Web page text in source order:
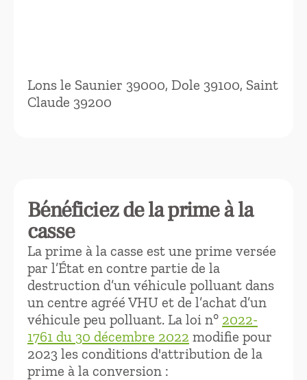
Lons le Saunier 39000, Dole 39100, Saint
Claude 39200
Bénéficiez de la prime à la
casse
La prime à la casse est une prime versée
par l’État en contre partie de la
destruction d’un véhicule polluant dans
un centre agréé VHU et de l’achat d’un
véhicule peu polluant. La loi n° 2022-
1761 du 30 décembre 2022 modifie pour
2023 les conditions d'attribution de la
prime à la conversion :